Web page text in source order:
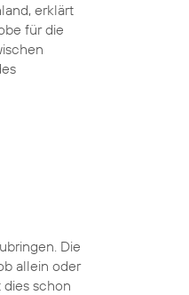
erklärt
für die
Die
allein oder
dies schon